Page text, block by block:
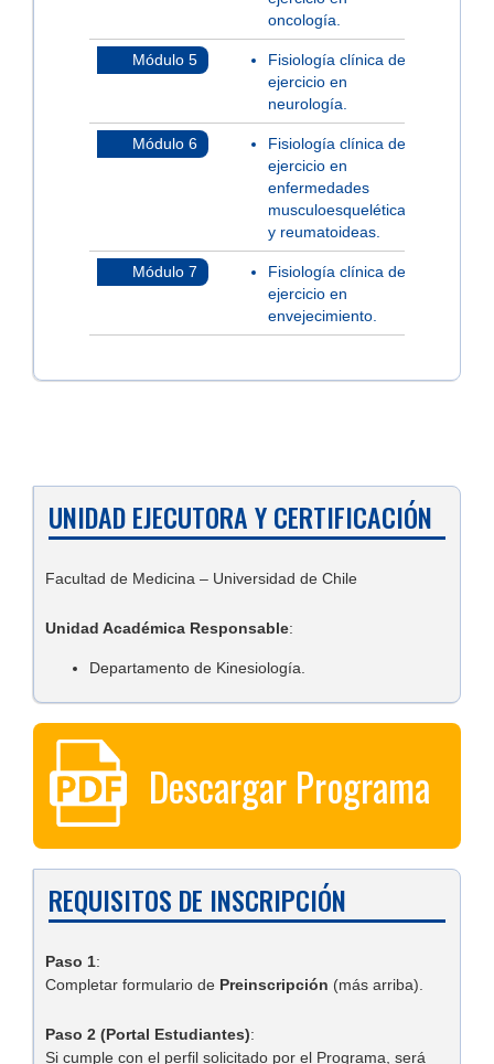
oncología.
Módulo 5
Fisiología clínica del
ejercicio en
neurología.
Módulo 6
Fisiología clínica del
ejercicio en
enfermedades
musculoesqueléticas
y reumatoideas.
Módulo 7
Fisiología clínica del
ejercicio en
envejecimiento.
UNIDAD EJECUTORA Y CERTIFICACIÓN
Facultad de Medicina – Universidad de Chile
Unidad Académica Responsable:
Departamento de Kinesiología.
Descargar Programa
REQUISITOS DE INSCRIPCIÓN
Paso 1:
Completar formulario de Preinscripción (más arriba).
Paso 2 (Portal Estudiantes):
Si cumple con el perfil solicitado por el Programa, será